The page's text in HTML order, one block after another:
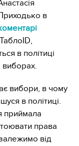
в
ТаблоID,
в політиці
вибори, в чому
в політиці.
приймала
права
залежимо від